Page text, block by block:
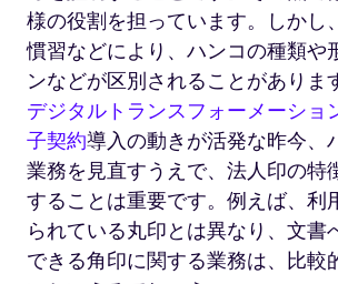
様の役割を担っています。しかし
慣習などにより、ハンコの種類や
ンなどが区別されることがありま
デジタルトランスフォーメーショ
子契約導入の動きが活発な昨今、
業務を見直すうえで、法人印の特
することは重要です。例えば、利
られている丸印とは異なり、文書
できる角印に関する業務は、比較